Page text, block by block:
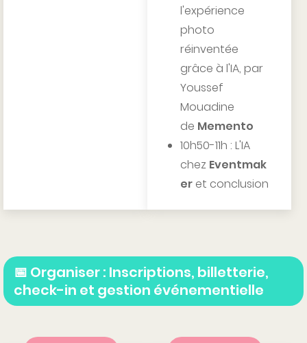
l'expérience
photo
réinventée
grâce à l'IA, par
Youssef
Mouadine
de Memento
10h50-11h : L'IA
chez Eventmak
er et conclusion
📅 Organiser : Inscriptions, billetterie,
check-in et gestion événementielle